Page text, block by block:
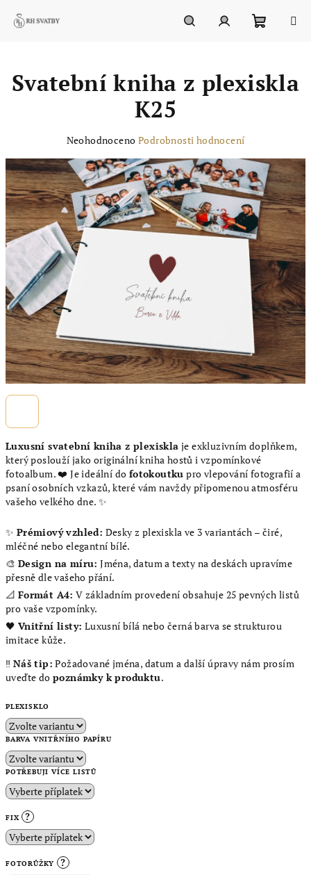
košík
Luxusní svatební kniha z plexiskla je exkluzivním doplňkem,
který poslouží jako originální kniha hostů i vzpomínkové
fotoalbum. ❤️ Je ideální do fotokoutku pro vlepování fotografií a
psaní osobních vzkazů, které vám navždy připomenou atmosféru
vašeho velkého dne. ✨
✨ Prémiový vzhled: Desky z plexiskla ve 3 variantách – čiré,
mléčné nebo elegantní bílé.
🎨 Design na míru: Jména, datum a texty na deskách upravíme
přesně dle vašeho přání.
📐 Formát A4: V základním provedení obsahuje 25 pevných listů
pro vaše vzpomínky.
🖤 Vnitřní listy: Luxusní bílá nebo černá barva se strukturou
imitace kůže.
‼️ Náš tip: Požadované jména, datum a další úpravy nám prosím
uveďte dopoznámky k produktu.
PLEXISKLO
BARVA VNITŘNÍHO PAPÍRU
POTŘEBUJI VÍCE LISTŮ
FIX ?
FOTORŮŽKY ?
Svatební kniha z plexiskla
K25
produktu
je
0,0
z
5
hvězdiček.
Neohodnoceno Podrobnosti hodnocení